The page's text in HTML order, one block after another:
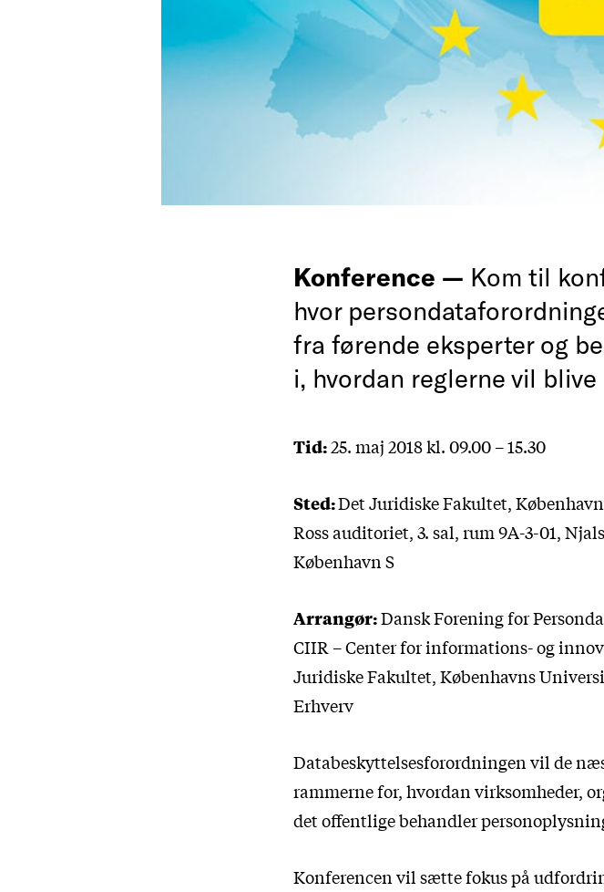
Konference — Kom til
hvor
fra førende eksperter og
i, hvordan reglerne vil
Tid:25. maj 2018 kl. 09.00 – 15.30
Sted:Det Juridiske Fakultet,
Ross auditoriet, 3. sal, rum 9A-3-01,
København S
Arrangør:Dansk Forening for
CIIR – Center for informations- og
Juridiske Fakultet, Københavns
Erhverv
Databeskyttelsesforordningen vil de
rammerne for, hvordan virksomheder,
det offentlige behandler
Konferencen vil sætte fokus på